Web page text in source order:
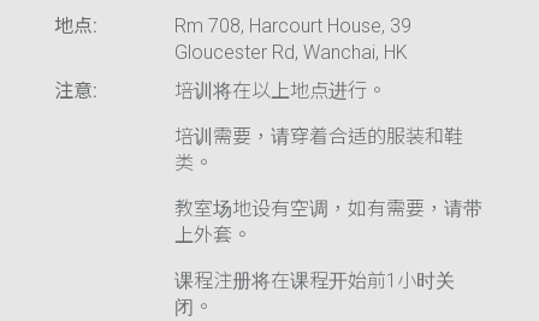
地点:
Rm 708, Harcourt House, 39
Gloucester Rd, Wanchai, HK
注意:
培训将在以上地点进行。
培训需要，请穿着合适的服装和鞋
类。
教室场地设有空调，如有需要，请带
上外套。
课程注册将在课程开始前1小时关
闭。